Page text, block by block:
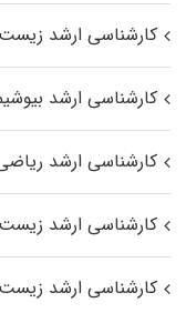
کارشناسی ارشد
کارشناسی ارشد
کارشناسی ارشد
کارشناسی ارشد
کارشناسی ارشد